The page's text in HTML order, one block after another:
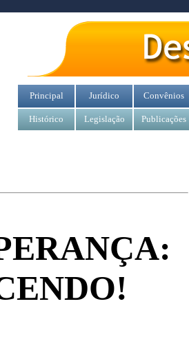
Principal Jurídico Convênios
Histórico Legislação Publicações